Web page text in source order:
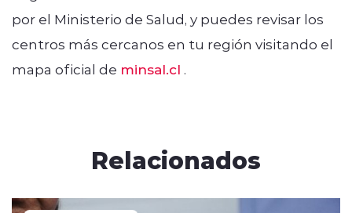
por el Ministerio de Salud, y puedes revisar los
centros más cercanos en tu región visitando el
mapa oficial de minsal.cl .
Relacionados